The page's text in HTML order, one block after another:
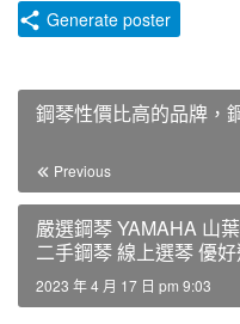
Generate poster
鋼琴性價比高的品牌，
Previous
嚴選鋼琴 YAMAHA 山
二手鋼琴 線上選琴 優
2023 年 4 月 17 日 pm 9:03